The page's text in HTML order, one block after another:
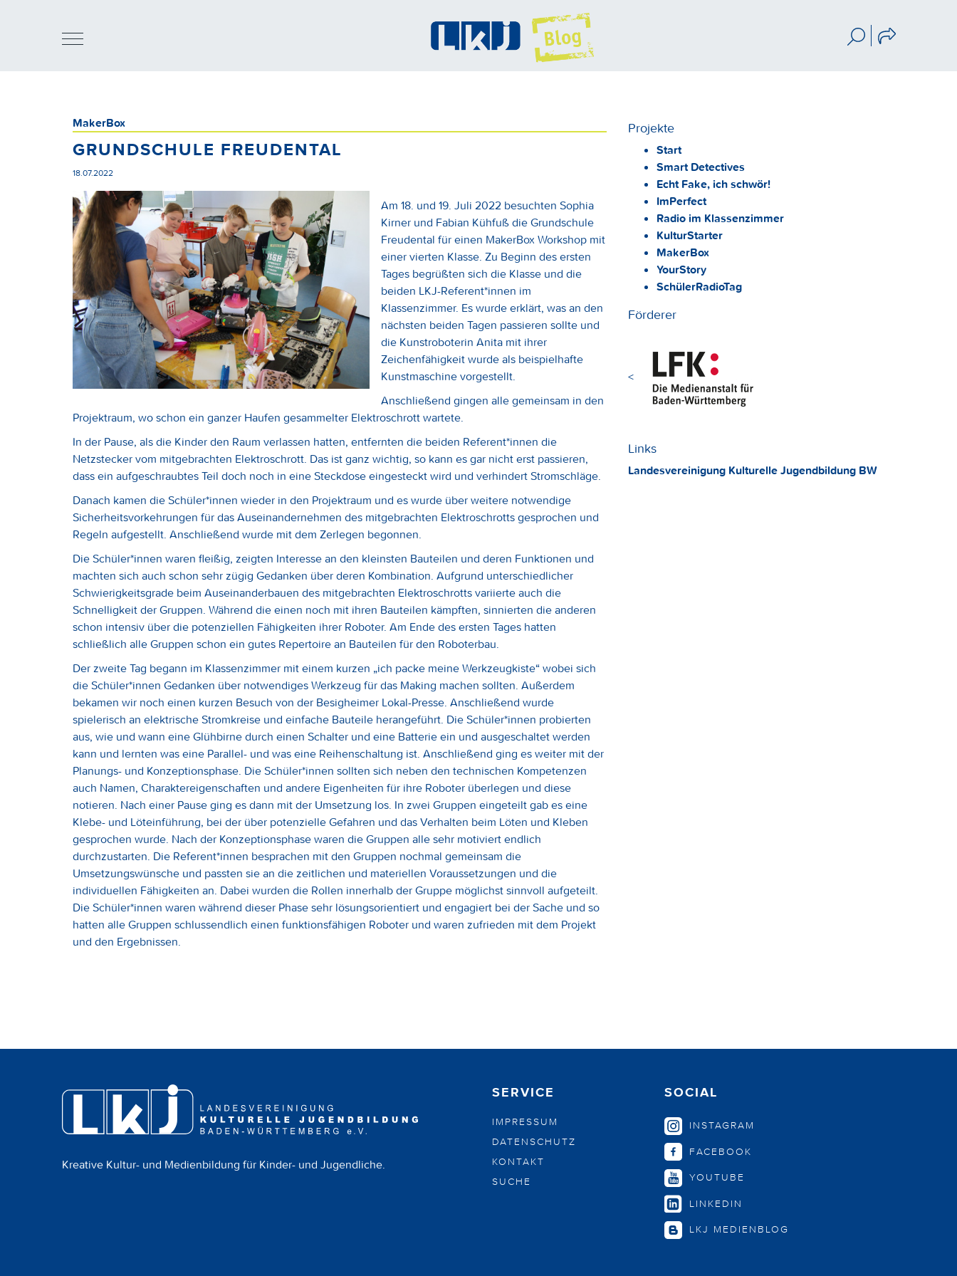
MakerBox
GRUNDSCHULE FREUDENTAL
18.07.2022
Am 18. und 19. Juli 2022 besuchten Sophia
Kirner und Fabian Kühfuß die Grundschule
Freudental für einen MakerBox Workshop mit
einer vierten Klasse. Zu Beginn des ersten
Tages begrüßten sich die Klasse und die
beiden LKJ-Referent*innen im
Klassenzimmer. Es wurde erklärt, was an den
nächsten beiden Tagen passieren sollte und
die Kunstroboterin Anita mit ihrer
Zeichenfähigkeit wurde als beispielhafte
Kunstmaschine vorgestellt.
Anschließend gingen alle gemeinsam in den
Projektraum, wo schon ein ganzer Haufen gesammelter Elektroschrott wartete.
In der Pause, als die Kinder den Raum verlassen hatten, entfernten die beiden Referent*innen die
Netzstecker vom mitgebrachten Elektroschrott. Das ist ganz wichtig, so kann es gar nicht erst passieren,
dass ein aufgeschraubtes Teil doch noch in eine Steckdose eingesteckt wird und verhindert Stromschläge.
Danach kamen die Schüler*innen wieder in den Projektraum und es wurde über weitere notwendige
Sicherheitsvorkehrungen für das Auseinandernehmen des mitgebrachten Elektroschrotts gesprochen und
Regeln aufgestellt. Anschließend wurde mit dem Zerlegen begonnen.
Die Schüler*innen waren fleißig, zeigten Interesse an den kleinsten Bauteilen und deren Funktionen und
machten sich auch schon sehr zügig Gedanken über deren Kombination. Aufgrund unterschiedlicher
Schwierigkeitsgrade beim Auseinanderbauen des mitgebrachten Elektroschrotts variierte auch die
Schnelligkeit der Gruppen. Während die einen noch mit ihren Bauteilen kämpften, sinnierten die anderen
schon intensiv über die potenziellen Fähigkeiten ihrer Roboter. Am Ende des ersten Tages hatten
schließlich alle Gruppen schon ein gutes Repertoire an Bauteilen für den Roboterbau.
Der zweite Tag begann im Klassenzimmer mit einem kurzen „ich packe meine Werkzeugkiste“ wobei sich
die Schüler*innen Gedanken über notwendiges Werkzeug für das Making machen sollten. Außerdem
bekamen wir noch einen kurzen Besuch von der Besigheimer Lokal-Presse. Anschließend wurde
spielerisch an elektrische Stromkreise und einfache Bauteile herangeführt. Die Schüler*innen probierten
aus, wie und wann eine Glühbirne durch einen Schalter und eine Batterie ein und ausgeschaltet werden
kann und lernten was eine Parallel- und was eine Reihenschaltung ist. Anschließend ging es weiter mit der
Planungs- und Konzeptionsphase. Die Schüler*innen sollten sich neben den technischen Kompetenzen
auch Namen, Charaktereigenschaften und andere Eigenheiten für ihre Roboter überlegen und diese
notieren. Nach einer Pause ging es dann mit der Umsetzung los. In zwei Gruppen eingeteilt gab es eine
Klebe- und Löteinführung, bei der über potenzielle Gefahren und das Verhalten beim Löten und Kleben
gesprochen wurde. Nach der Konzeptionsphase waren die Gruppen alle sehr motiviert endlich
durchzustarten. Die Referent*innen besprachen mit den Gruppen nochmal gemeinsam die
Umsetzungswünsche und passten sie an die zeitlichen und materiellen Voraussetzungen und die
individuellen Fähigkeiten an. Dabei wurden die Rollen innerhalb der Gruppe möglichst sinnvoll aufgeteilt.
Die Schüler*innen waren während dieser Phase sehr lösungsorientiert und engagiert bei der Sache und so
hatten alle Gruppen schlussendlich einen funktionsfähigen Roboter und waren zufrieden mit dem Projekt
und den Ergebnissen.
Projekte
Start
Smart Detectives
Echt Fake, ich schwör!
ImPerfect
Radio im Klassenzimmer
KulturStarter
MakerBox
YourStory
SchülerRadioTag
Förderer
<
Links
Landesvereinigung Kulturelle Jugendbildung BW
Kreative Kultur- und Medienbildung für Kinder- und Jugendliche.
SERVICE
IMPRESSUM
DATENSCHUTZ
KONTAKT
SUCHE
SOCIAL
INSTAGRAM
FACEBOOK
YOUTUBE
LINKEDIN
LKJ MEDIENBLOG